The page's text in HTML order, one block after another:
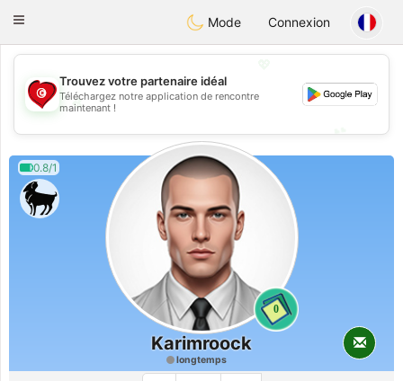
Tunisia Dating
Toggle
Mode Connexion
💖
💕
Trouvez votre partenaire idéal
Téléchargez notre application de rencontre
maintenant !
0.8/1
0
Karimroock
longtemps